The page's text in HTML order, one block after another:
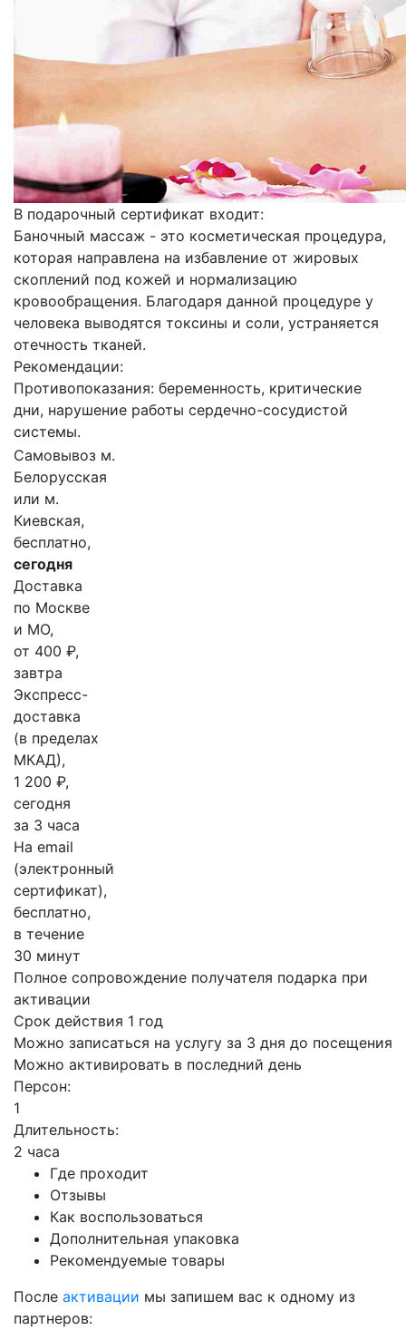
В подарочный сертификат входит:
Баночный массаж - это косметическая процедура,
которая направлена на избавление от жировых
скоплений под кожей и нормализацию
кровообращения. Благодаря данной процедуре у
человека выводятся токсины и соли, устраняется
отечность тканей.
Рекомендации:
Противопоказания: беременность, критические
дни, нарушение работы сердечно-сосудистой
системы.
Самовывоз м.
Белорусская
или м.
Киевская,
бесплатно,
сегодня
Доставка
по Москве
и МО,
от 400 ₽,
завтра
Экспресс-
доставка
(в пределах
МКАД),
1 200 ₽,
сегодня
за 3 часа
На email
(электронный
сертификат),
бесплатно,
в течение
30 минут
Полное сопровождение получателя подарка при
активации
Срок действия 1 год
Можно записаться на услугу за 3 дня до посещения
Можно активировать в последний день
Персон:
1
Длительность:
2 часа
Где проходит
Отзывы
Как воспользоваться
Дополнительная упаковка
Рекомендуемые товары
После активации мы запишем вас к одному из
партнеров: